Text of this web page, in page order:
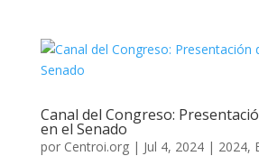
Canal del Congreso:
en el Senado
por Centroi.org| Jul 4, 2024| 2024,